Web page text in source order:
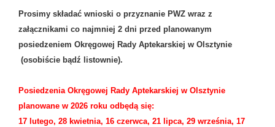
Prosimy składać wnioski o przyznanie PWZ wraz z
załącznikami co najmniej 2 dni przed planowanym
posiedzeniem Okręgowej Rady Aptekarskiej w Olsztynie
(osobiście bądź listownie).
Posiedzenia Okręgowej Rady Aptekarskiej w Olsztynie
planowane w 2026 roku odbędą się:
17 lutego, 28 kwietnia, 16 czerwca, 21 lipca, 29 września, 17